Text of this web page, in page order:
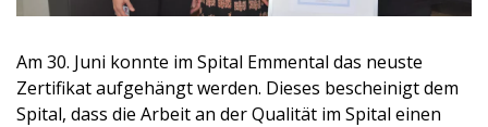
Am 30. Juni konnte im Spital Emmental das neuste
Zertifikat aufgehängt werden. Dieses bescheinigt dem
Spital, dass die Arbeit an der Qualität im Spital einen